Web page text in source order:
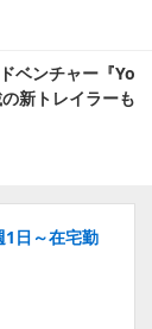
ベンチャー『Yo
新トレイラーも
1日～在宅勤